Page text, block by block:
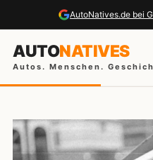
AutoNatives.de bei
AUTONATIVES
Autos. Menschen.